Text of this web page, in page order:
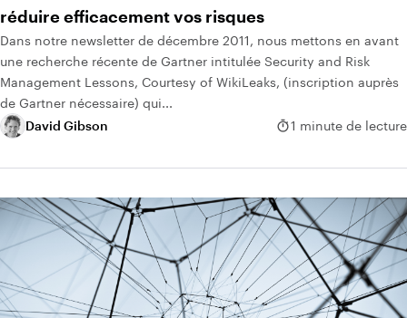
réduire efficacement vos risques
Dans notre newsletter de décembre 2011, nous mettons en avant
une recherche récente de Gartner intitulée Security and Risk
Management Lessons, Courtesy of WikiLeaks, (inscription auprès
de Gartner nécessaire) qui...
David Gibson
1 minute de lecture